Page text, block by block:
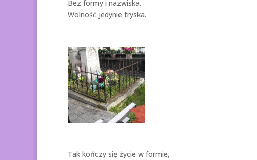
Bez formy i nazwiska.
Wolność jedynie tryska.
Tak kończy się życie w formie,